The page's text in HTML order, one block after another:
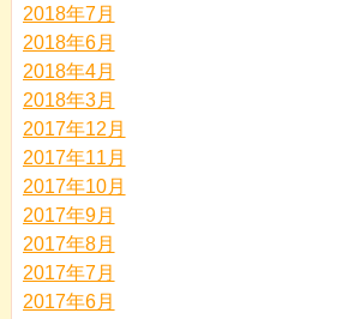
2018年7月
2018年6月
2018年4月
2018年3月
2017年12月
2017年11月
2017年10月
2017年9月
2017年8月
2017年7月
2017年6月